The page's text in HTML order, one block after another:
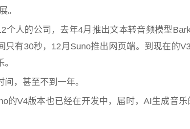
。
个人的公司，去年4月推出文本转音频模型
只有30秒，12月Suno推出网页端。到现在的
间，甚至不到一年。
的V4版本也已经在开发中，届时，AI生成音